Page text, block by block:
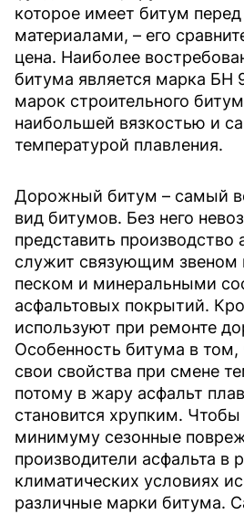
которое имеет битум
материалами, – его
цена. Наиболее
битума является марка БН
марок строительного
наибольшей вязкостью и
температурой плавления.
Дорожный битум – самый
вид битумов. Без него
представить производство
служит связующим
песком и минеральными
асфальтовых покрытий.
используют при ремонте
Особенность битума в том,
свои свойства при смене
потому в жару асфальт
становится хрупким. Чтобы
минимуму сезонные
производители асфальта в
климатических условиях
различные марки битума.